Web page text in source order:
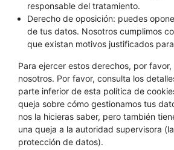
responsable del tratamiento.
Derecho de oposición: puedes
de tus datos. Nosotros cumplimos
que existan motivos justificados
Para ejercer estos derechos, por
nosotros. Por favor, consulta los
parte inferior de esta política de
queja sobre cómo gestionamos tus
nos la hicieras saber, pero también
una queja a la autoridad supervisora
protección de datos).